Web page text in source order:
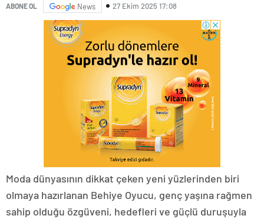
ABONE OL News 27 Ekim 2025 17:08
Moda dünyasının dikkat çeken yeni yüzlerinden biri
olmaya hazırlanan Behiye Oyucu, genç yaşına rağmen
sahip olduğu özgüveni, hedefleri ve güçlü duruşuyla